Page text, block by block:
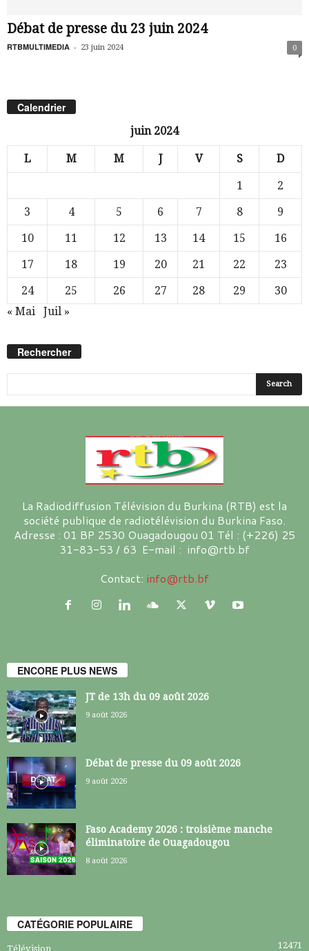
Débat de presse du 23 juin 2024
RTBMULTIMEDIA - 23 juin 2024 0
Calendrier
juin 2024
L M M J V S D
1
2
3
4 5 6 7 8
9
10
11 12 13 14 15
16
17
18 19 20 21 22
23
24
25 26 27 28 29
30
« Mai
Juil »
Rechercher
La Radiodiffusion Télévision du Burkina (RTB) est la
société publique de radiotélévision du Burkina Faso.
Adresse : 01 BP 2530 Ouagadougou 01 Tél : (+226) 25
31-83-53 / 63 E-mail : info@rtb.bf
Contact: info@rtb.bf
ENCORE PLUS NEWS
JT de 13h du 09 août 2026
9 août 2026
Débat de presse du 09 août 2026
9 août 2026
Faso Academy 2026 : troisième manche
éliminatoire de Ouagadougou
8 août 2026
CATÉGORIE POPULAIRE
Télévision 12471